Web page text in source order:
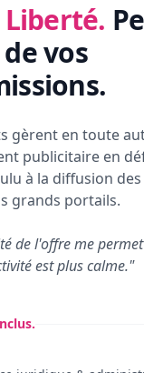
vos
gèrent en toute
publicitaire en
à la diffusion
grands portails.
de l'offre me
est plus calme."